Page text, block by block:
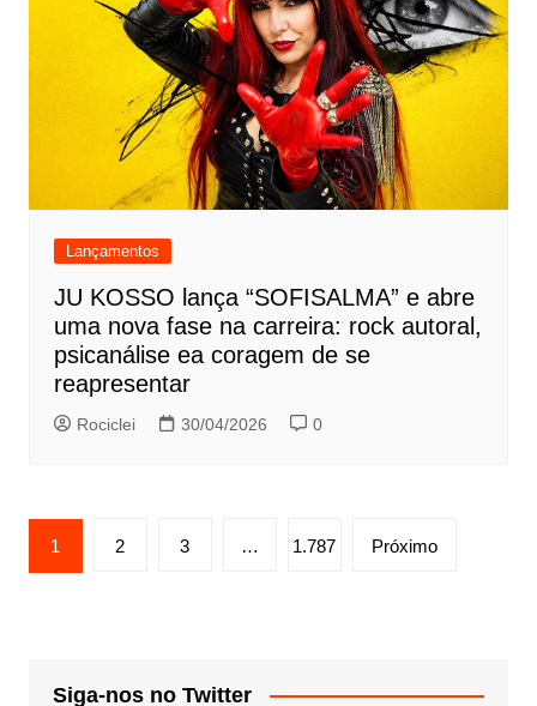
Lançamentos
JU KOSSO lança “SOFISALMA” e abre
uma nova fase na carreira: rock autoral,
psicanálise ea coragem de se
reapresentar
Rociclei 30/04/2026 0
Paginação
de
1 2 3 … 1.787 Próximo
Siga-nos no Twitter